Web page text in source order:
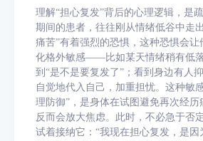
理解“担心复发”背后的心理逻辑，是
期间的患者，往往刚从情绪低谷中走
痛苦”有着强烈的恐惧，这种恐惧会
化格外敏感——比如某天情绪稍有低
到“是不是要复发了”；看到身边有人
自觉地代入自己，加重担忧。这种敏
理防御”，是身体在试图避免再次经历
反而会放大焦虑。此时，不必急于否
试着接纳它：“我现在担心复发，是